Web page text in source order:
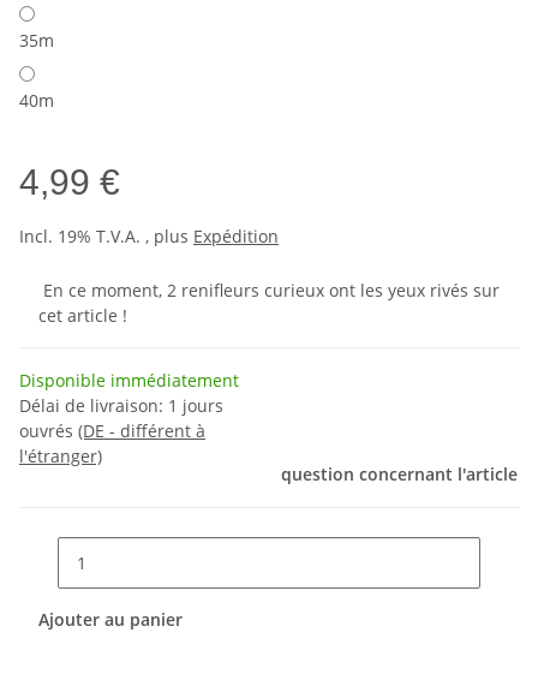
35m
40m
4,99 €
Incl. 19% T.V.A. , plus Expédition
En ce moment, 2 renifleurs curieux ont les yeux rivés sur
cet article !
Disponible immédiatement
Délai de livraison: 1 jours
ouvrés (DE - différent à
l'étranger)
question concernant l'article
Ajouter au panier